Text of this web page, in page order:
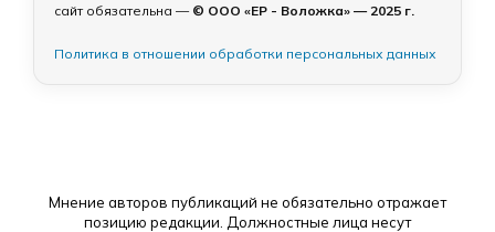
сайт обязательна — © ООО «ЕР - Воложка» — 2025 г.
Политика в отношении обработки персональных данных
Мнение авторов публикаций не обязательно отражает
позицию редакции. Должностные лица несут